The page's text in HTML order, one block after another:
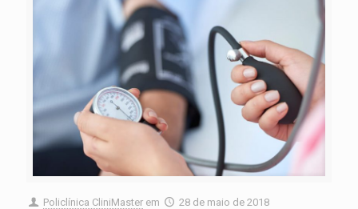
Policlínica CliniMaster em 28 de maio de 2018